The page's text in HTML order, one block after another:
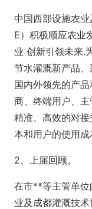
中国西部设施农
E）积极顺应农业
业 创新引领未来.
节水灌溉新产品
国内外领先的产
商、终端用户、
精准、高效的对
本和用户的使用成
2、上届回顾。
在市**等主管单位
业及成都灌溉技